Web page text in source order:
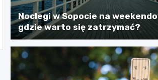
Noclegi w Sopocie na
gdzie warto się zatrzymać?